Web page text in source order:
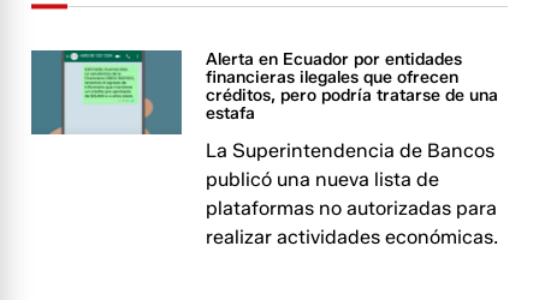
Alerta en Ecuador por entidades
financieras ilegales que ofrecen
créditos, pero podría tratarse de una
estafa
La Superintendencia de Bancos
publicó una nueva lista de
plataformas no autorizadas para
realizar actividades económicas.